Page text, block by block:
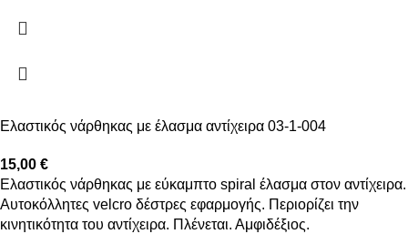
Ελαστικός νάρθηκας με έλασμα αντίχειρα 03-1-004
15,00 €
Ελαστικός νάρθηκας με εύκαμπτο spiral έλασμα στον αντίχειρα.
Αυτοκόλλητες velcro δέστρες εφαρμογής. Περιορίζει την
κινητικότητα του αντίχειρα. Πλένεται. Αμφιδέξιος.